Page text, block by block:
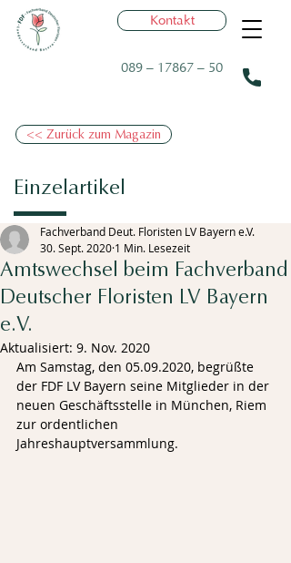
089 – 17867 – 50
Kontakt
<< Zurück zum Magazin
Einzelartikel
Amtswechsel beim Fachverband
Deutscher Floristen LV Bayern
e.V.
Fachverband Deut. Floristen LV Bayern e.V.
30. Sept. 2020 1 Min. Lesezeit
Aktualisiert: 9. Nov. 2020
Am Samstag, den 05.09.2020, begrüßte
der FDF LV Bayern seine Mitglieder in der
neuen Geschäftsstelle in München, Riem
zur ordentlichen
Jahreshauptversammlung.